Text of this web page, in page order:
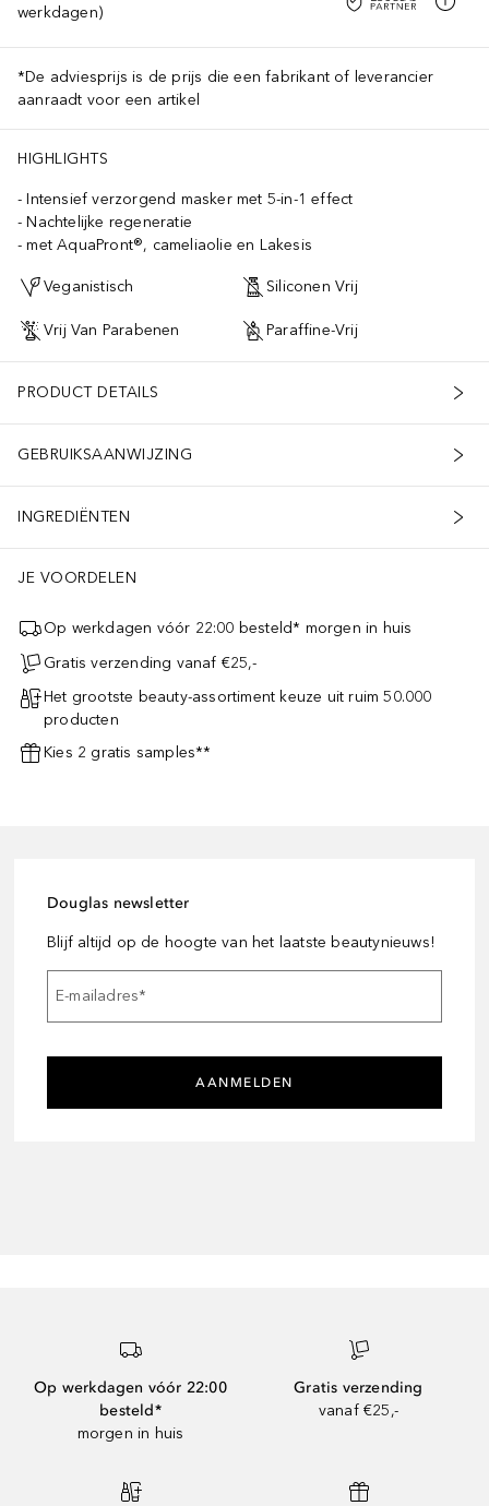
werkdagen)
*De adviesprijs is de prijs die een fabrikant of leverancier
aanraadt voor een artikel
HIGHLIGHTS
Intensief verzorgend masker met 5-in-1 effect
Nachtelijke regeneratie
met AquaPront®, cameliaolie en Lakesis
Veganistisch Siliconen Vrij
Vrij Van Parabenen Paraffine-Vrij
PRODUCT DETAILS
GEBRUIKSAANWIJZING
INGREDIËNTEN
JE VOORDELEN
Op werkdagen vóór 22:00 besteld* morgen in huis
Gratis verzending vanaf €25,-
Het grootste beauty-assortiment keuze uit ruim 50.000
producten
Kies 2 gratis samples**
Douglas newsletter
Blijf altijd op de hoogte van het laatste beautynieuws!
E-mailadres*
AANMELDEN
Op werkdagen vóór 22:00
besteld*
morgen in huis
Gratis verzending
vanaf €25,-